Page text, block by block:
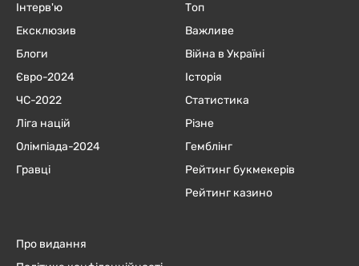
Інтерв'ю
Ексклюзив
Блоги
Євро-2024
ЧC-2022
Ліга націй
Олімпіада-2024
Гравці
Топ
Важливе
Війна в Україні
Історія
Статистика
Різне
Гемблінг
Рейтинг букмекерів
Рейтинг казино
Про видання